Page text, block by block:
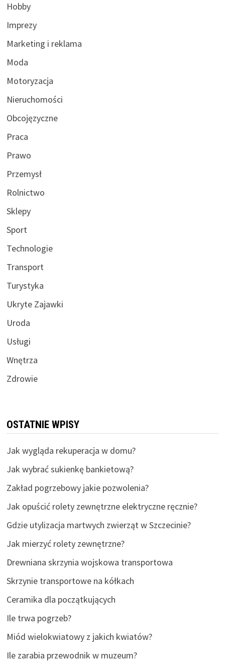
Hobby
Imprezy
Marketing i reklama
Moda
Motoryzacja
Nieruchomości
Obcojęzyczne
Praca
Prawo
Przemysł
Rolnictwo
Sklepy
Sport
Technologie
Transport
Turystyka
Ukryte Zajawki
Uroda
Usługi
Wnętrza
Zdrowie
OSTATNIE WPISY
Jak wygląda rekuperacja w domu?
Jak wybrać sukienkę bankietową?
Zakład pogrzebowy jakie pozwolenia?
Jak opuścić rolety zewnętrzne elektryczne ręcznie?
Gdzie utylizacja martwych zwierząt w Szczecinie?
Jak mierzyć rolety zewnętrzne?
Drewniana skrzynia wojskowa transportowa
Skrzynie transportowe na kółkach
Ceramika dla początkujących
Ile trwa pogrzeb?
Miód wielokwiatowy z jakich kwiatów?
Ile zarabia przewodnik w muzeum?